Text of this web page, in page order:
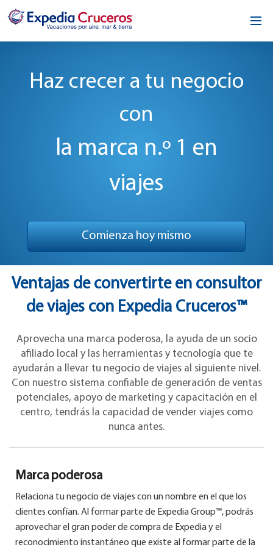
Nuestra oportunidad
Haz crecer a tu negocio
con
la marca n.º 1 en
viajes
Comienza hoy mismo
Ventajas de convertirte en consultor
de viajes con Expedia Cruceros™
Aprovecha una marca poderosa, la ayuda de un socio
afiliado local y las herramientas y tecnología que te
ayudarán a llevar tu negocio de viajes al siguiente nivel.
Con nuestro sistema confiable de generación de ventas
potenciales, apoyo de marketing y capacitación en el
centro, tendrás la capacidad de vender viajes como
nunca antes.
Marca poderosa
Relaciona tu negocio de viajes con un nombre en el que los
clientes confían. Al formar parte de Expedia Group™, podrás
aprovechar el gran poder de compra de Expedia y el
reconocimiento instantáneo que existe al formar parte de la